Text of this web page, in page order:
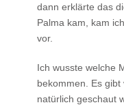
dann erklärte das
Palma kam, kam
vor.
Ich wusste welche
bekommen. Es
natürlich geschaut